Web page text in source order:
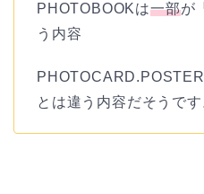
PHOTOBOOKは一部が
う内容
とは違う内容だそうです